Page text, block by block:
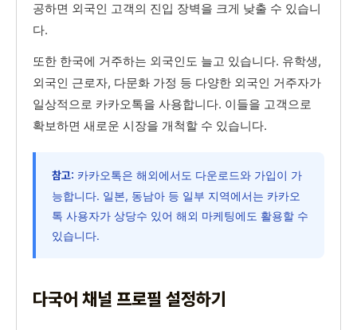
공하면 외국인 고객의 진입 장벽을 크게 낮출 수 있습니
다.
또한 한국에 거주하는 외국인도 늘고 있습니다. 유학생,
외국인 근로자, 다문화 가정 등 다양한 외국인 거주자가
일상적으로 카카오톡을 사용합니다. 이들을 고객으로
확보하면 새로운 시장을 개척할 수 있습니다.
참고: 카카오톡은 해외에서도 다운로드와 가입이 가
능합니다. 일본, 동남아 등 일부 지역에서는 카카오
톡 사용자가 상당수 있어 해외 마케팅에도 활용할 수
있습니다.
다국어 채널 프로필 설정하기